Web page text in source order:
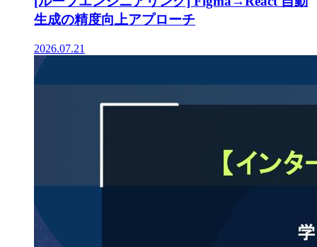
生成の精度向上アプローチ
2026.07.21